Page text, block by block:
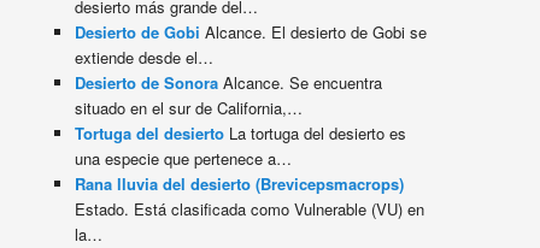
desierto más grande del…
Desierto de Gobi Alcance. El desierto de Gobi se
extiende desde el…
Desierto de Sonora Alcance. Se encuentra
situado en el sur de California,…
Tortuga del desierto La tortuga del desierto es
una especie que pertenece a…
Rana lluvia del desierto (Brevicepsmacrops)
Estado. Está clasificada como Vulnerable (VU) en
la…